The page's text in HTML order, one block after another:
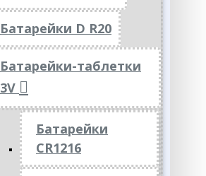
Батарейки D R20
Батарейки-таблетки
3V
Батарейки
CR1216